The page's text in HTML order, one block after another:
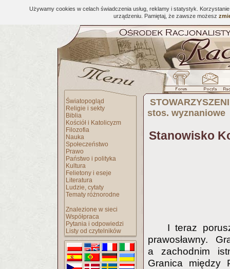
Używamy cookies w celach świadczenia usług, reklamy i statystyk.
urządzeniu. Pamiętaj, że zawsze możesz
Światopogląd
Religie i sekty
Biblia
Kościół i Katolicyzm
Filozofia
Nauka
Społeczeństwo
Prawo
Państwo i polityka
Kultura
Felietony i eseje
Literatura
Ludzie, cytaty
Tematy różnorodne
Znalezione w sieci
Współpraca
Pytania i odpowiedzi
Listy od czytelników
stos. wyznaniowe
Stanowisko
I teraz
prawosławny.
a zachodnim
Granica między